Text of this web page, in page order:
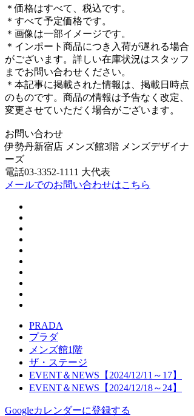
＊価格はすべて、税込です。
＊すべて予定価格です。
＊画像は⼀部イメージです。
＊インポート商品につき入荷が遅れる場合
がございます。詳しい在庫状況はスタッフ
までお問い合わせください。
＊本記事に掲載された情報は、掲載日時点
のものです。商品の情報は予告なく改定、
変更させていただく場合がございます。
お問い合わせ
伊勢丹新宿店 メンズ館3階 メンズデザイナ
ーズ
電話03-3352-1111 大代表
メールでのお問い合わせはこちら
PRADA
プラダ
メンズ館1階
ザ・ステージ
EVENT＆NEWS【2024/12/11～17】
EVENT＆NEWS【2024/12/18～24】
Googleカレンダーに登録する